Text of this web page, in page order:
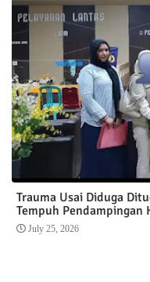
Trauma Usai Diduga
Tempuh Pendampingan
July 25, 2026